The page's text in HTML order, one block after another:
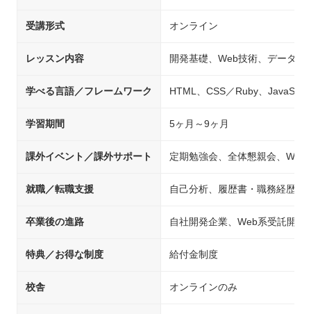
受講形式 オンライン
レッスン内容 開発基礎、Web技術、データ
学べる言語／フレームワーク HTML、CSS／Ruby、
学習期間 5ヶ月～9ヶ月
課外イベント／課外サポート 定期勉強会、全体懇親会、Web
就職／転職支援 自己分析、履歴書・職務経歴書
卒業後の進路 自社開発企業、Web系受託開
特典／お得な制度 給付金制度
校舎 オンラインのみ